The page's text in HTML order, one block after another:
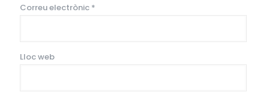
Correu electrònic *
Lloc web